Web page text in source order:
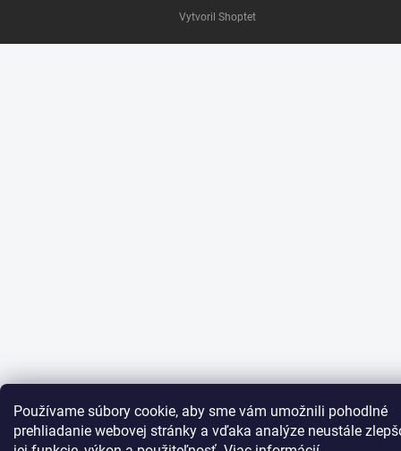
Používame súbory cookie, aby sme vám umožnili pohodlné
prehliadanie webovej stránky a vďaka analýze neustále
Vytvoril Shoptet